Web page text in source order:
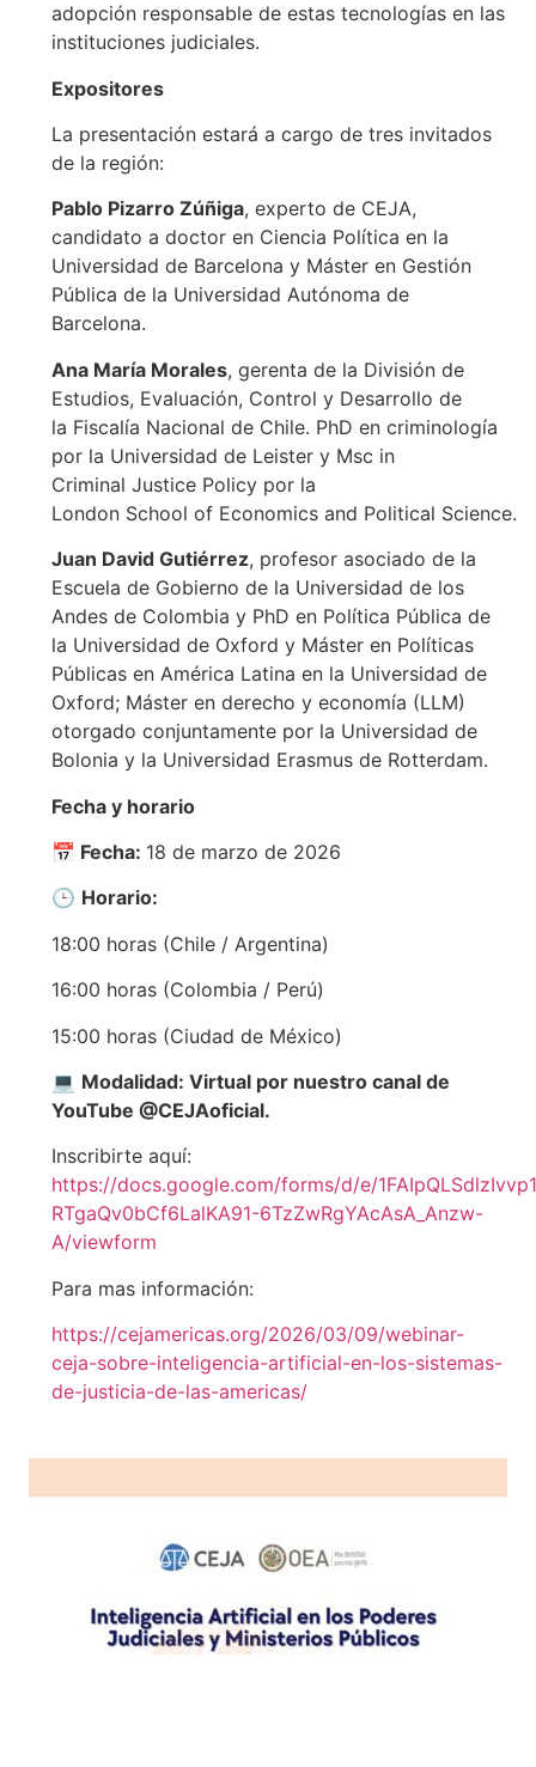
adopción responsable de estas tecnologías en las
instituciones judiciales.
Expositores
La presentación estará a cargo de tres invitados
de la región:
Pablo Pizarro Zúñiga, experto de CEJA,
candidato a doctor en Ciencia Política en la
Universidad de Barcelona y Máster en Gestión
Pública de la Universidad Autónoma de
Barcelona.
Ana María Morales, gerenta de la División de
Estudios, Evaluación, Control y Desarrollo de
la Fiscalía Nacional de Chile. PhD en criminología
por la Universidad de Leister y Msc in
Criminal Justice Policy por la
London School of Economics and Political Science.
Juan David Gutiérrez, profesor asociado de la
Escuela de Gobierno de la Universidad de los
Andes de Colombia y PhD en Política Pública de
la Universidad de Oxford y Máster en Políticas
Públicas en América Latina en la Universidad de
Oxford; Máster en derecho y economía (LLM)
otorgado conjuntamente por la Universidad de
Bolonia y la Universidad Erasmus de Rotterdam.
Fecha y horario
📅 Fecha: 18 de marzo de 2026
🕒 Horario:
18:00 horas (Chile / Argentina)
16:00 horas (Colombia / Perú)
15:00 horas (Ciudad de México)
💻 Modalidad: Virtual por nuestro canal de
YouTube @CEJAoficial.
Inscribirte aquí:
https://docs.google.com/forms/d/e/
RTgaQv0bCf6LalKA91-6TzZwRgYAcAsA_Anzw-
A/viewform
Para mas información:
https://cejamericas.org/2026/03/09/webinar-
ceja-sobre-inteligencia-artificial-en-los-sistemas-
de-justicia-de-las-americas/